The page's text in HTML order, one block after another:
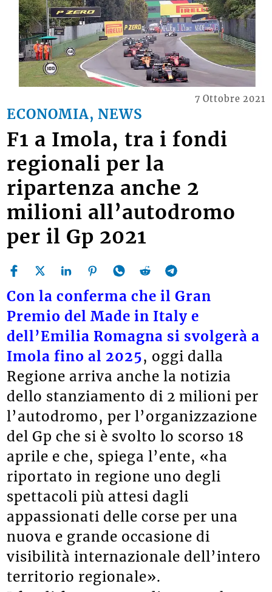
ECONOMIA, NEWS
7 Ottobre 2021
F1 a Imola, tra i fondi
regionali per la
ripartenza anche 2
milioni all’autodromo
per il Gp 2021
Con la conferma che il Gran
Premio del Made in Italy e
dell’Emilia Romagna si svolgerà a
Imola fino al 2025, oggi dalla
Regione arriva anche la notizia
dello stanziamento di 2 milioni per
l’autodromo, per l’organizzazione
del Gp che si è svolto lo scorso 18
aprile e che, spiega l’ente, «ha
riportato in regione uno degli
spettacoli più attesi dagli
appassionati delle corse per una
nuova e grande occasione di
visibilità internazionale dell’intero
territorio regionale».